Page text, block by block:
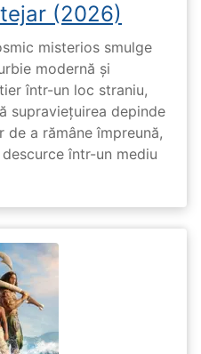
(2026)
misterios smulge
modernă și
într-un loc straniu,
supraviețuirea depinde
a rămâne împreună,
într-un mediu